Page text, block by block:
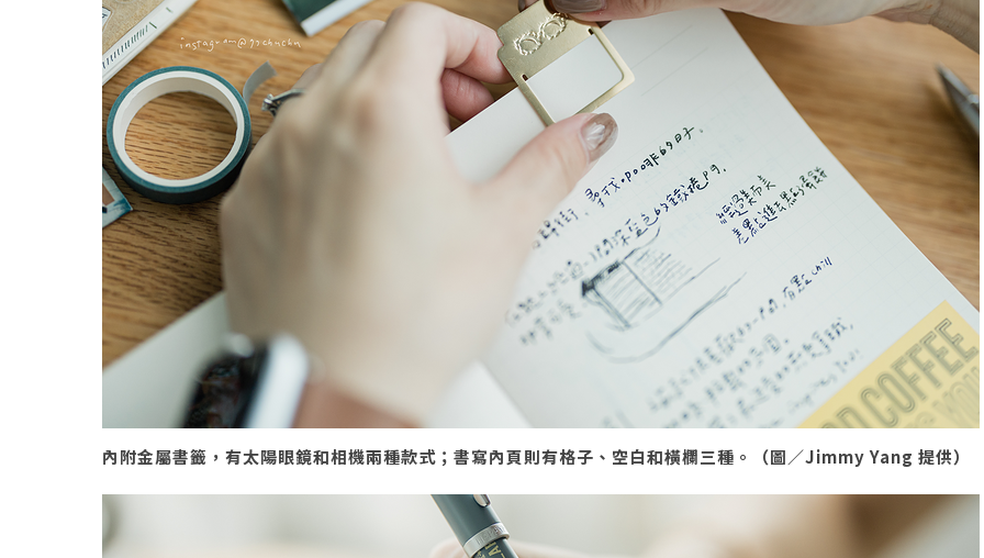
內附金屬書籤，有太陽眼鏡和相機兩種款式；書寫內頁則有格子、空白和橫欄三種。（圖／Jimmy Yang 提供）